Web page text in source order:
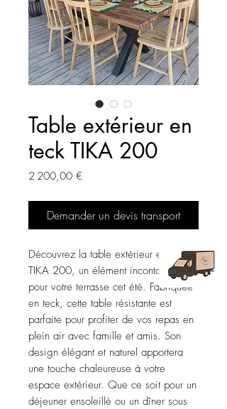
Table extérieur en
teck TIKA 200
2 200,00 €Prix
Demander un devis transport
Découvrez la table extérieur en teck
TIKA 200, un élément incontournable
pour votre terrasse cet été. Fabriquée
en teck, cette table résistante est
parfaite pour profiter de vos repas en
plein air avec famille et amis. Son
design élégant et naturel apportera
une touche chaleureuse à votre
espace extérieur. Que ce soit pour un
déjeuner ensoleillé ou un dîner sous